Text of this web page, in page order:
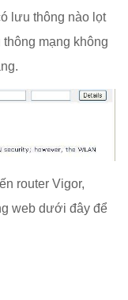
lưu thông nào lọt
mạng không
router Vigor,
web dưới đây để